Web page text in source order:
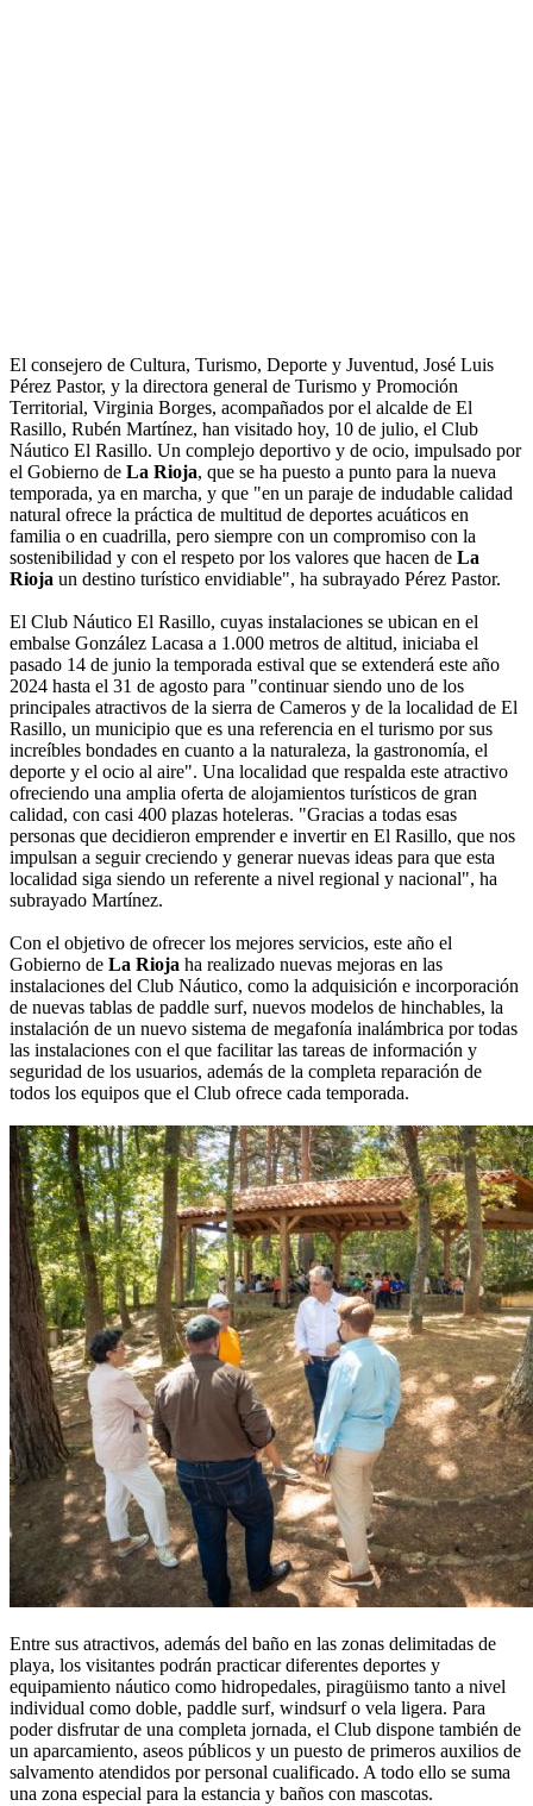
El consejero de Cultura, Turismo, Deporte y Juventud, José Luis
Pérez Pastor, y la directora general de Turismo y Promoción
Territorial, Virginia Borges, acompañados por el alcalde de El
Rasillo, Rubén Martínez, han visitado hoy, 10 de julio, el Club
Náutico El Rasillo. Un complejo deportivo y de ocio, impulsado por
el Gobierno de La Rioja, que se ha puesto a punto para la nueva
temporada, ya en marcha, y que "en un paraje de indudable calidad
natural ofrece la práctica de multitud de deportes acuáticos en
familia o en cuadrilla, pero siempre con un compromiso con la
sostenibilidad y con el respeto por los valores que hacen de La
Rioja un destino turístico envidiable", ha subrayado Pérez Pastor.
El Club Náutico El Rasillo, cuyas instalaciones se ubican en el
embalse González Lacasa a 1.000 metros de altitud, iniciaba el
pasado 14 de junio la temporada estival que se extenderá este año
2024 hasta el 31 de agosto para "continuar siendo uno de los
principales atractivos de la sierra de Cameros y de la localidad de El
Rasillo, un municipio que es una referencia en el turismo por sus
increíbles bondades en cuanto a la naturaleza, la gastronomía, el
deporte y el ocio al aire". Una localidad que respalda este atractivo
ofreciendo una amplia oferta de alojamientos turísticos de gran
calidad, con casi 400 plazas hoteleras. "Gracias a todas esas
personas que decidieron emprender e invertir en El Rasillo, que nos
impulsan a seguir creciendo y generar nuevas ideas para que esta
localidad siga siendo un referente a nivel regional y nacional", ha
subrayado Martínez.
Con el objetivo de ofrecer los mejores servicios, este año el
Gobierno de La Rioja ha realizado nuevas mejoras en las
instalaciones del Club Náutico, como la adquisición e incorporación
de nuevas tablas de paddle surf, nuevos modelos de hinchables, la
instalación de un nuevo sistema de megafonía inalámbrica por todas
las instalaciones con el que facilitar las tareas de información y
seguridad de los usuarios, además de la completa reparación de
todos los equipos que el Club ofrece cada temporada.
Entre sus atractivos, además del baño en las zonas delimitadas de
playa, los visitantes podrán practicar diferentes deportes y
equipamiento náutico como hidropedales, piragüismo tanto a nivel
individual como doble, paddle surf, windsurf o vela ligera. Para
poder disfrutar de una completa jornada, el Club dispone también de
un aparcamiento, aseos públicos y un puesto de primeros auxilios de
salvamento atendidos por personal cualificado. A todo ello se suma
una zona especial para la estancia y baños con mascotas.